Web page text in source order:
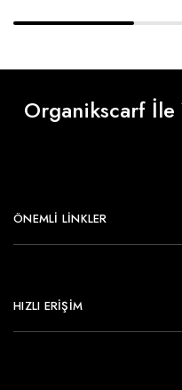
Organikscarf İle
ÖNEMLI LINKLER
HIZLI ERİŞİM